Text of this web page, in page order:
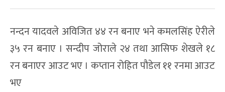
नन्दन यादवले अविजित ४४ रन बनाए भने कमलसिंह ऐरीले
३५ रन बनाए । सन्दीप जोराले २४ तथा आसिफ शेखले १८
रन बनाएर आउट भए । कप्तान रोहित पौडेल ११ रनमा आउट
भए